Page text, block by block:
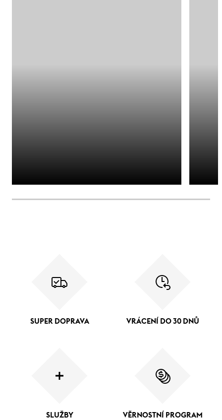
SUPER DOPRAVA VRÁCENÍ DO 30 DNŮ
SLUŽBY VĚRNOSTNÍ PROGRAM